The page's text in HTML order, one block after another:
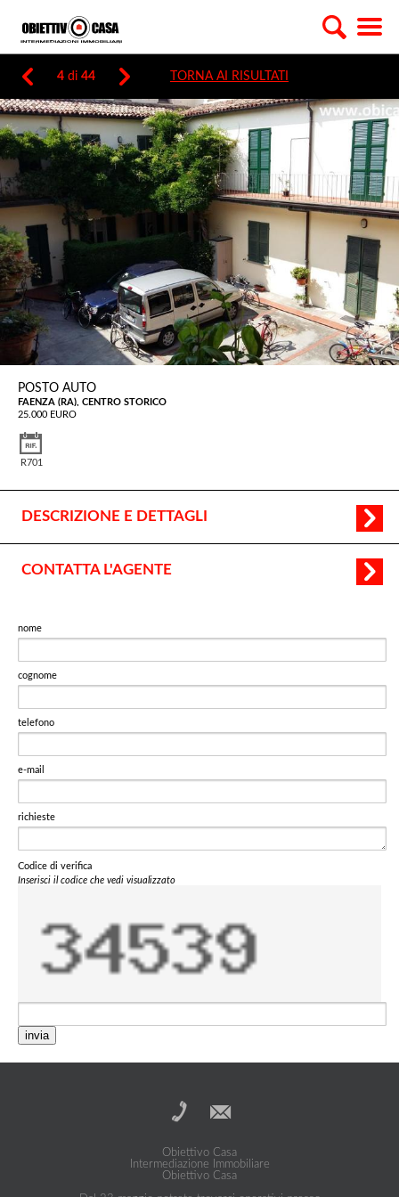
4 di 44 TORNA AI RISULTATI
POSTO AUTO
FAENZA (RA), CENTRO STORICO
25.000 EURO
R701
DESCRIZIONE E DETTAGLI
CONTATTA L'AGENTE
nome
cognome
telefono
e-mail
richieste
Codice di verifica
Inserisci il codice che vedi visualizzato
invia
Obiettivo Casa
Intermediazione Immobiliare
Obiettivo Casa